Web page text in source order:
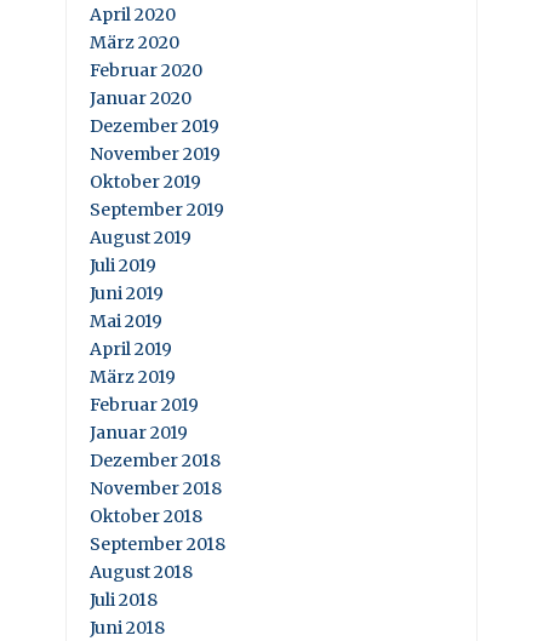
April 2020
März 2020
Februar 2020
Januar 2020
Dezember 2019
November 2019
Oktober 2019
September 2019
August 2019
Juli 2019
Juni 2019
Mai 2019
April 2019
März 2019
Februar 2019
Januar 2019
Dezember 2018
November 2018
Oktober 2018
September 2018
August 2018
Juli 2018
Juni 2018